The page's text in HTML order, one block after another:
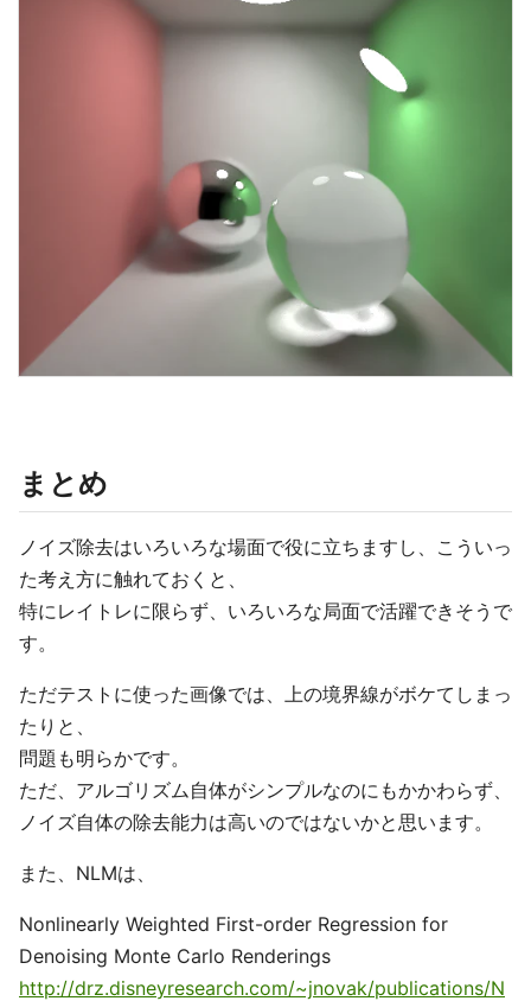
まとめ
ノイズ除去はいろいろな場面で役に立ちますし、こういっ
た考え方に触れておくと、
特にレイトレに限らず、いろいろな局面で活躍できそうで
す。
ただテストに使った画像では、上の境界線がボケてしまっ
たりと、
問題も明らかです。
ただ、アルゴリズム自体がシンプルなのにもかかわらず、
ノイズ自体の除去能力は高いのではないかと思います。
また、NLMは、
Nonlinearly Weighted First-order Regression for
Denoising Monte Carlo Renderings
http://drz.disneyresearch.com/~jnovak/publications/N